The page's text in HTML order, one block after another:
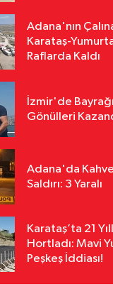
Adana'nın
Karataş-
Raflarda Kaldı
İzmir'de
Gönülleri
Adana'da
Saldırı: 3 Yaralı
Karataş’ta 21
Hortladı: Mavi
Peşkeş İddiası!